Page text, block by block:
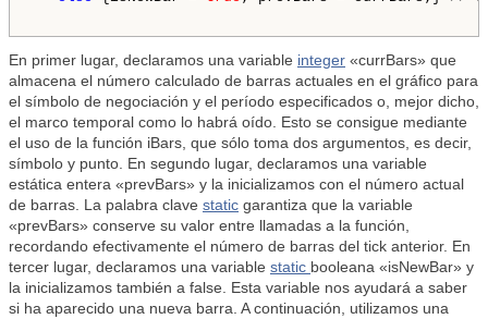
En primer lugar, declaramos una variable integer «currBars» que
almacena el número calculado de barras actuales en el gráfico para
el símbolo de negociación y el período especificados o, mejor dicho,
el marco temporal como lo habrá oído. Esto se consigue mediante
el uso de la función iBars, que sólo toma dos argumentos, es decir,
símbolo y punto. En segundo lugar, declaramos una variable
estática entera «prevBars» y la inicializamos con el número actual
de barras. La palabra clave static garantiza que la variable
«prevBars» conserve su valor entre llamadas a la función,
recordando efectivamente el número de barras del tick anterior. En
tercer lugar, declaramos una variable static booleana «isNewBar» y
la inicializamos también a false. Esta variable nos ayudará a saber
si ha aparecido una nueva barra. A continuación, utilizamos una